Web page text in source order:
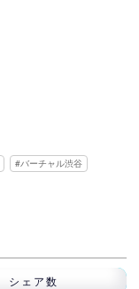
バーチャル渋谷
シェア数